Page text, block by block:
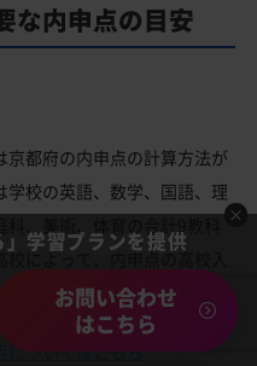
な内申点の目安
都府の内申点の計算方法が
校の英語、数学、国語、理
によって、内申点の高校入
ます。
についてはこちら
」学習プランを提供
お問い合わせ
はこちら